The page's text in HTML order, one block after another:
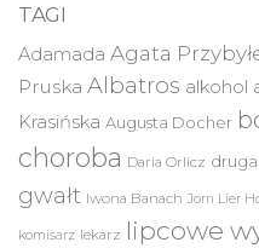
TAGI
Adamada Agata
Pruska Albatros alkohol
Krasińska Augusta Docher
choroba Daria Orlicz
gwałt Iwona Banach Jorn Lier
komisarz lekarz lipcowe